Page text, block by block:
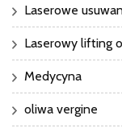
Laserowe
Laserowy lifting
Medycyna
oliwa vergine